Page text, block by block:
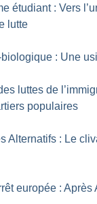
étudiant : Vers
lutte
: Une
luttes de
populaires
Alternatifs : Le
europée :